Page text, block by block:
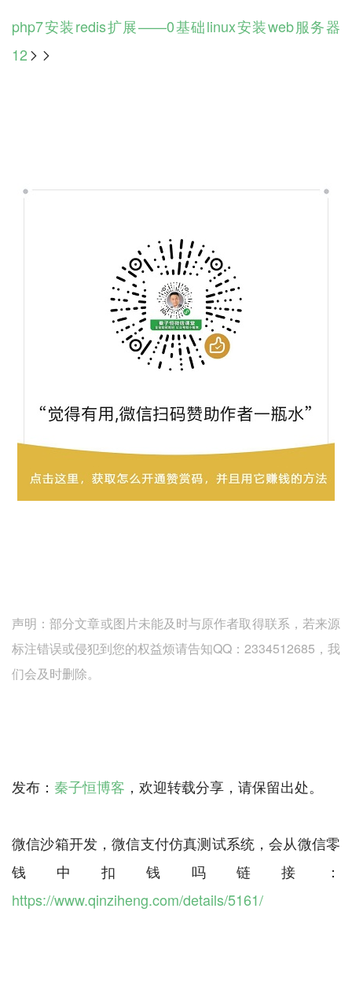
php7安装redis扩展——0基础linux安装web服务器
12 
声明：部分文章或图片未能及时与原作者取得联系，若来源
标注错误或侵犯到您的权益烦请告知QQ：2334512685，我
们会及时删除。
发布： 秦子恒博客 ，欢迎转载分享，请保留出处。
微信沙箱开发，微信支付仿真测试系统，会从微信零
钱中扣钱吗链接：
https://www.qinziheng.com/details/5161/